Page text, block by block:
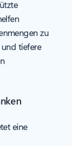
zu
tiefere
eine